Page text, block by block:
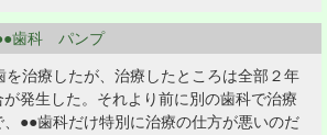
歯科 パンプ
を治療したが、治療したところは全部２年
発生した。それより前に別の歯科で治療
、●●歯科だけ特別に治療の仕方が悪いのだ